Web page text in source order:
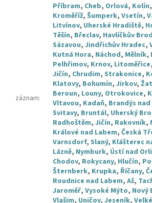
záznam:
Příbram, Cheb, Orlová, Kolín,
Kroměříž, Šumperk, Vsetín,
Litvínov, Uherské Hradiště,
Těšín, Břeclav, Havlíčkův Brod
Sázavou, Jindřichův Hradec,
Kutná Hora, Náchod, Mělník,
Pelhřimov, Krnov, Litoměřice,
Jičín, Chrudim, Strakonice,
Klatovy, Bohumín, Jirkov,
Beroun, Louny, Otrokovice,
Vltavou, Kadaň, Brandýs nad
Svitavy, Bruntál, Uherský
Radhoštěm, Jičín, Rakovník,
Králové nad Labem, Česká
Varnsdorf, Slaný, Klášterec
Lázně, Nymburk, Ústí nad
Chodov, Rokycany, Hlučín,
Šternberk, Krupka, Říčany,
Roudnice nad Labem, Aš,
Jaroměř, Vysoké Mýto, Nový
Vlašim, Uničov, Jeseník,